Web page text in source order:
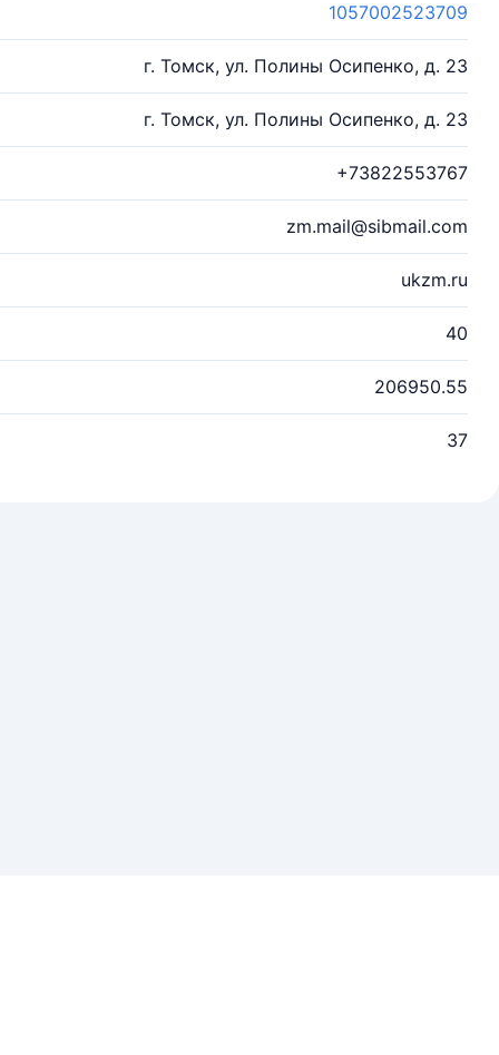
1057002523709
г. Томск, ул. Полины Осипенко, д. 23
г. Томск, ул. Полины Осипенко, д. 23
+73822553767
zm.mail@sibmail.com
ukzm.ru
40
206950.55
37